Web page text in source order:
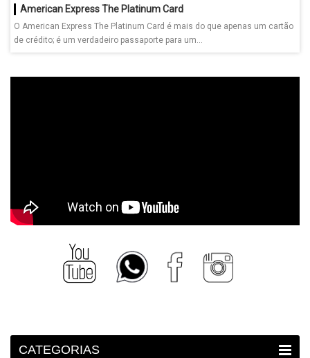
American Express The Platinum Card
O American Express The Platinum Card é mais do que apenas um cartão
de crédito; é um verdadeiro passaporte para um...
CATEGORIAS